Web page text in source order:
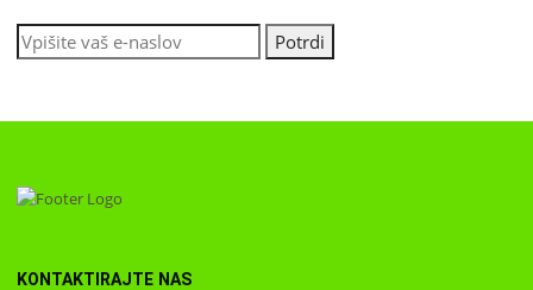
KONTAKTIRAJTE NAS